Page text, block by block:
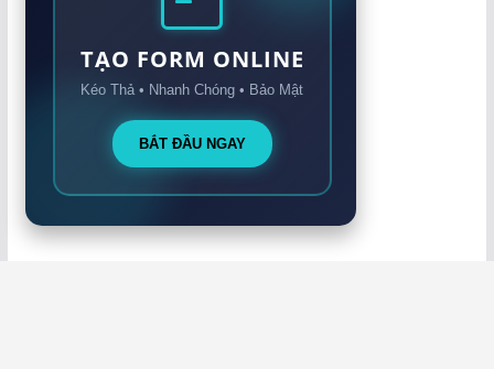
TẠO FORM ONLINE
Kéo Thả • Nhanh Chóng • Bảo Mật
BẮT ĐẦU NGAY